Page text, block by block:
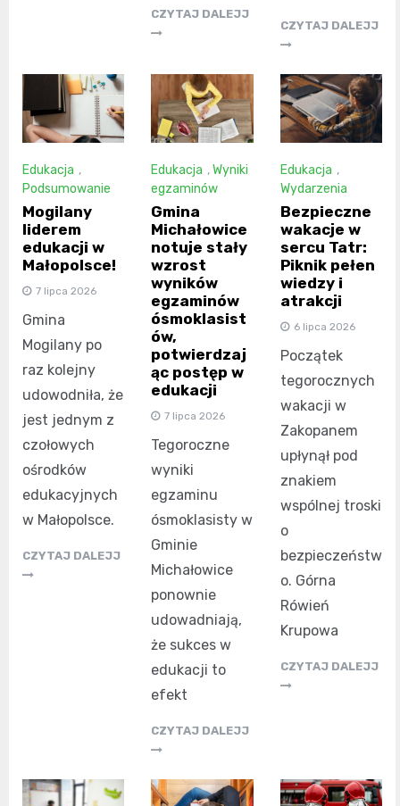
CZYTAJ DALEJJ
CZYTAJ DALEJJ
Edukacja ,
Podsumowanie
Mogilany
liderem
edukacji w
Małopolsce!
7 lipca 2026
Gmina
Mogilany po
raz kolejny
udowodniła, że
jest jednym z
czołowych
ośrodków
edukacyjnych
w Małopolsce.
CZYTAJ DALEJJ
Edukacja ,Wyniki
egzaminów
Gmina
Michałowice
notuje stały
wzrost
wyników
egzaminów
ósmoklasist
ów,
potwierdzaj
ąc postęp w
edukacji
7 lipca 2026
Tegoroczne
wyniki
egzaminu
ósmoklasisty w
Gminie
Michałowice
ponownie
udowadniają,
że sukces w
edukacji to
efekt
CZYTAJ DALEJJ
Edukacja ,
Wydarzenia
Bezpieczne
wakacje w
sercu Tatr:
Piknik pełen
wiedzy i
atrakcji
6 lipca 2026
Początek
tegorocznych
wakacji w
Zakopanem
upłynął pod
znakiem
wspólnej troski
o
bezpieczeństw
o. Górna
Rówień
Krupowa
CZYTAJ DALEJJ